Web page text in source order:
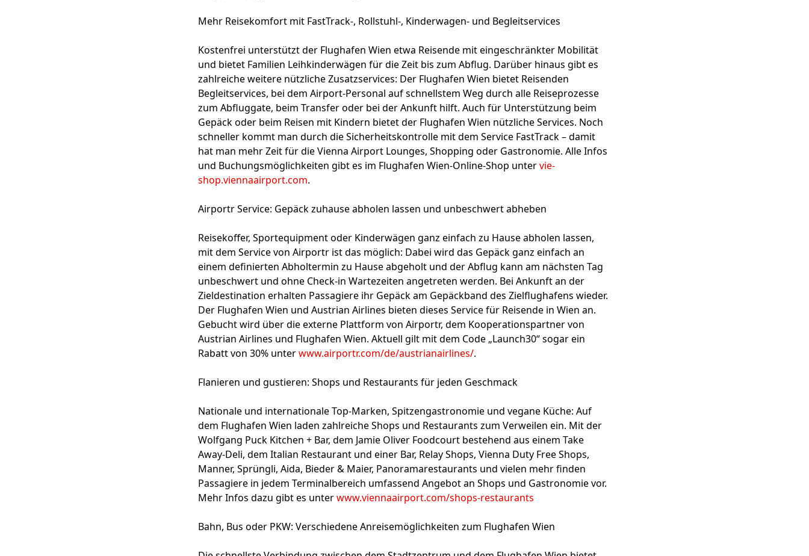
Mehr Reisekomfort mit FastTrack-, Rollstuhl-, Kinderwagen- und Begleitservices
Kostenfrei unterstützt der Flughafen Wien etwa Reisende mit eingeschränkter Mobilität
und bietet Familien Leihkinderwägen für die Zeit bis zum Abflug. Darüber hinaus gibt es
zahlreiche weitere nützliche Zusatzservices: Der Flughafen Wien bietet Reisenden
Begleitservices, bei dem Airport-Personal auf schnellstem Weg durch alle Reiseprozesse
zum Abfluggate, beim Transfer oder bei der Ankunft hilft. Auch für Unterstützung beim
Gepäck oder beim Reisen mit Kindern bietet der Flughafen Wien nützliche Services. Noch
schneller kommt man durch die Sicherheitskontrolle mit dem Service FastTrack – damit
hat man mehr Zeit für die Vienna Airport Lounges, Shopping oder Gastronomie. Alle Infos
und Buchungsmöglichkeiten gibt es im Flughafen Wien-Online-Shop untervie-
shop.viennaairport.com.
Airportr Service: Gepäck zuhause abholen lassen und unbeschwert abheben
Reisekoffer, Sportequipment oder Kinderwägen ganz einfach zu Hause abholen lassen,
mit dem Service von Airportr ist das möglich: Dabei wird das Gepäck ganz einfach an
einem definierten Abholtermin zu Hause abgeholt und der Abflug kann am nächsten Tag
unbeschwert und ohne Check-in Wartezeiten angetreten werden. Bei Ankunft an der
Zieldestination erhalten Passagiere ihr Gepäck am Gepäckband des Zielflughafens wieder.
Der Flughafen Wien und Austrian Airlines bieten dieses Service für Reisende in Wien an.
Gebucht wird über die externe Plattform von Airportr, dem Kooperationspartner von
Austrian Airlines und Flughafen Wien. Aktuell gilt mit dem Code „Launch30“ sogar ein
Rabatt von 30% unterwww.airportr.com/de/austrianairlines/.
Flanieren und gustieren: Shops und Restaurants für jeden Geschmack
Nationale und internationale Top-Marken, Spitzengastronomie und vegane Küche: Auf
dem Flughafen Wien laden zahlreiche Shops und Restaurants zum Verweilen ein. Mit der
Wolfgang Puck Kitchen + Bar, dem Jamie Oliver Foodcourt bestehend aus einem Take
Away-Deli, dem Italian Restaurant und einer Bar, Relay Shops, Vienna Duty Free Shops,
Manner, Sprüngli, Aida, Bieder & Maier, Panoramarestaurants und vielen mehr finden
Passagiere in jedem Terminalbereich umfassend Angebot an Shops und Gastronomie vor.
Mehr Infos dazu gibt es unterwww.viennaairport.com/shops-restaurants
Bahn, Bus oder PKW: Verschiedene Anreisemöglichkeiten zum Flughafen Wien